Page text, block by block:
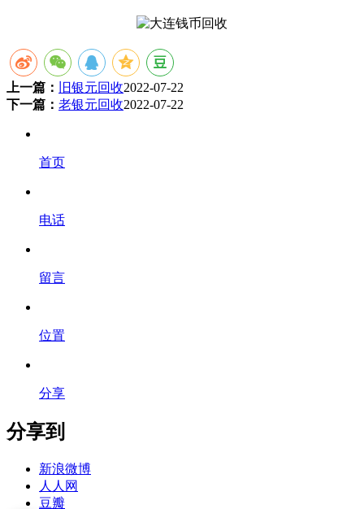
上一篇： 旧银元回收2022-07-22
下一篇： 老银元回收2022-07-22
首页
电话
留言
位置
分享
分享到
新浪微博
人人网
豆瓣